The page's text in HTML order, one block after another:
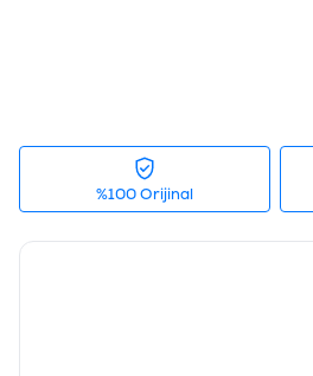
%100 Orijinal